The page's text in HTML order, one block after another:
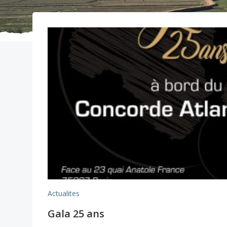
Actualites
Gala 25 ans